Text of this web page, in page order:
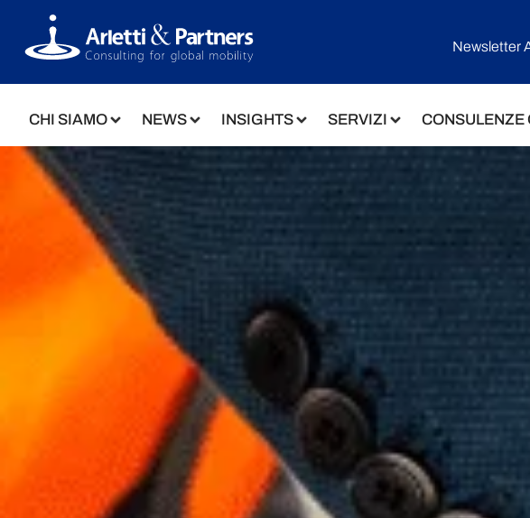
Newsletter
CHI SIAMO NEWS INSIGHTS SERVIZI CONSULENZE